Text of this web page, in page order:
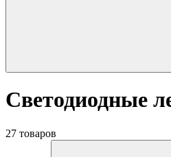
Светодиодные
27 товаров